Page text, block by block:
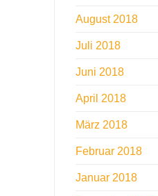
August 2018
Juli 2018
Juni 2018
April 2018
März 2018
Februar 2018
Januar 2018